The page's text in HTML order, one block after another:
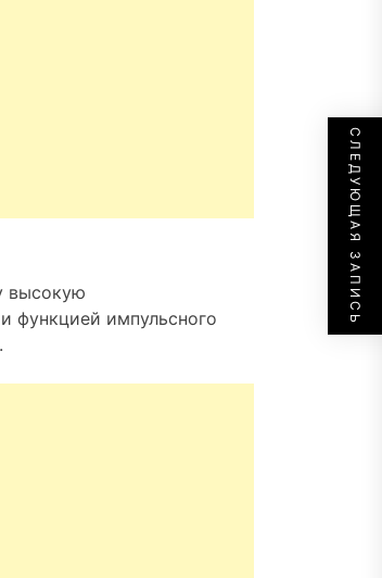
высокую
функцией импульсного
СЛЕДУЮЩАЯ ЗАПИСЬ